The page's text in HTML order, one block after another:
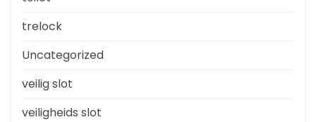
trelock
Uncategorized
veilig slot
veiligheids slot